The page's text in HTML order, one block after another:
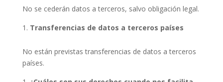
No se cederán datos a terceros, salvo obligación legal.
Transferencias de datos a terceros países
No están previstas transferencias de datos a terceros
países.